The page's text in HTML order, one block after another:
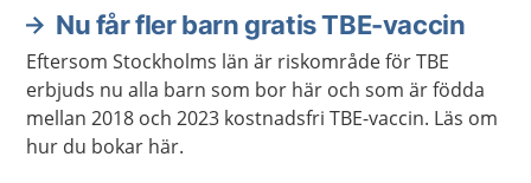
Nu får fler barn gratis TBE-vaccin
Eftersom Stockholms län är riskområde för TBE
erbjuds nu alla barn som bor här och som är födda
mellan 2018 och 2023 kostnadsfri TBE-vaccin. Läs om
hur du bokar här.